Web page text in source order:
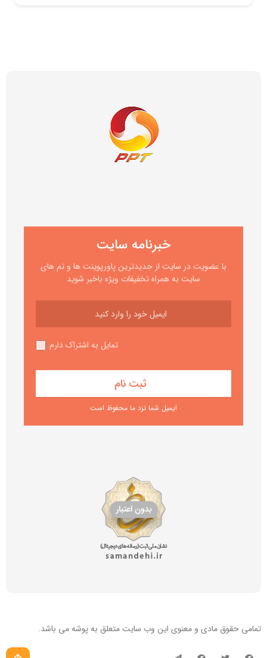
خبرنامه سایت
با عضویت در سایت از جدیدترین پاورپوینت ها و تم های
سایت به همراه تخفیفات ویژه باخبر شوید
تمایل به اشتراک دارم
ایمیل شما نزد ما محفوظ است
تمامی حقوق مادی و معنوی این وب سایتمتعلق به پوشه می باشد.